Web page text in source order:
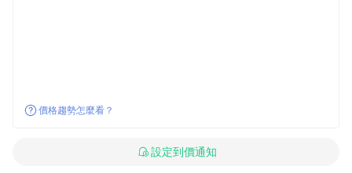
價格趨勢怎麼看？
設定到價通知